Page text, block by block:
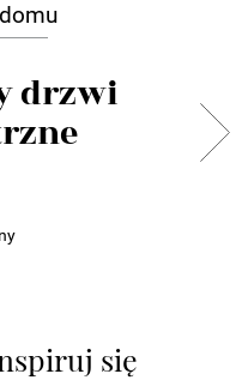
drzwi
się